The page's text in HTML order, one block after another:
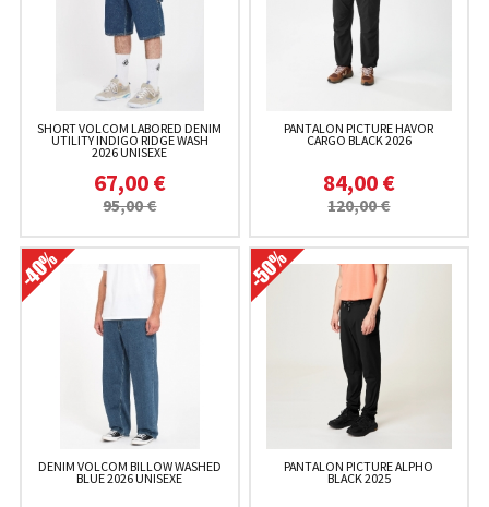
SHORT VOLCOM LABORED DENIM
UTILITY INDIGO RIDGE WASH
2026 UNISEXE
67,00 €
95,00 €
PANTALON PICTURE HAVOR
CARGO BLACK 2026
84,00 €
120,00 €
DENIM VOLCOM BILLOW WASHED
BLUE 2026 UNISEXE
PANTALON PICTURE ALPHO
BLACK 2025